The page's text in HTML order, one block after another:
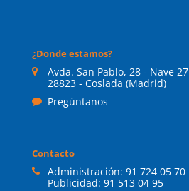
¿Donde estamos?
Avda. San Pablo, 28 - Nave 27
28823 - Coslada (Madrid)
Pregúntanos
Contacto
Administración: 91 724 05 70
Publicidad: 91 513 04 95